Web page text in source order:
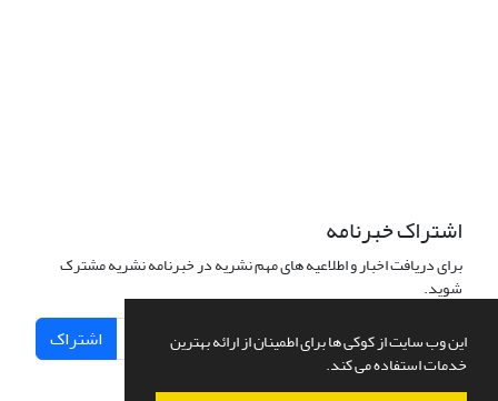
این وب سایت از کوکی ها برای اطمینان از ارائه بهترین
خدمات استفاده می کند.
اشتراک خبرنامه
برای دریافت اخبار و اطلاعیه های مهم نشریه در خبرنامه نشریه مشترک
شوید.
اشتراک